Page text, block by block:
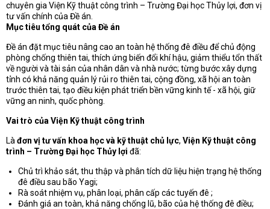
chuyên gia Viện Kỹ thuật công trình – Trường Đại học Thủy lợi, đơn vị
tư vấn chính của Đề án.
Mục tiêu tổng quát của Đề án
Đề án đặt mục tiêu nâng cao an toàn hệ thống đê điều để chủ động
phòng chống thiên tai, thích ứng biến đổi khí hậu, giảm thiểu tổn thất
về người và tài sản của nhân dân và nhà nước; từng bước xây dựng
tỉnh có khả năng quản lý rủi ro thiên tai, cộng đồng, xã hội an toàn
trước thiên tai, tạo điều kiện phát triển bền vững kinh tế - xã hội, giữ
vững an ninh, quốc phòng.
Vai trò của Viện Kỹ thuật công trình
Là đơn vị tư vấn khoa học và kỹ thuật chủ lực, Viện Kỹ thuật công
trình – Trường Đại học Thủy lợi đã:
Chủ trì khảo sát, thu thập và phân tích dữ liệu hiện trạng hệ thống
đê điều sau bão Yagi;
Rà soát nhiệm vụ, phân loại, phân cấp các tuyến đê ;
Đánh giá an toàn, khả năng chống lũ, bão của hệ thống đê điều;